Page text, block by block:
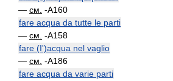
— см. -A160
fare acqua da tutte le parti
— см. -A158
fare (I')acqua nel vaglio
— см. -A186
fare acqua da varie parti